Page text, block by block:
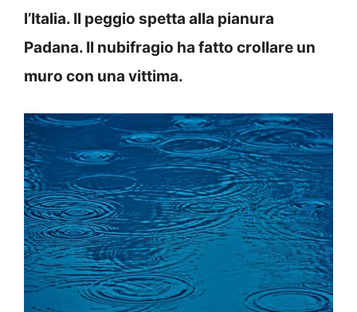
l’Italia. Il peggio spetta alla pianura
Padana. Il nubifragio ha fatto crollare un
muro con una vittima.